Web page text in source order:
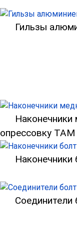
Гильзы
опрессовку ТАМ